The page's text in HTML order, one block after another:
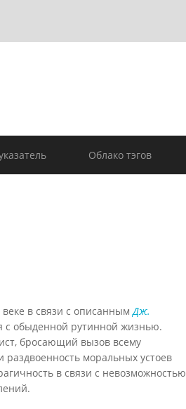
Облако тэгов
в связи с описаннымДж.
с обыденной рутинной жизнью.
бросающий вызов всему
моральных устоев
в связи с невозможностью